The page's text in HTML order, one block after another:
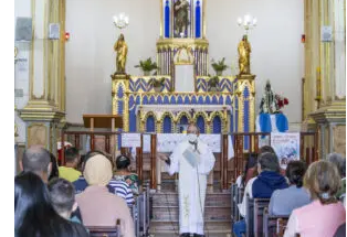
São
Paulo
–
Região
Episcopal
Sé
–
Setor